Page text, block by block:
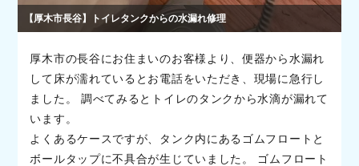
【厚木市長谷】トイレタンクからの水漏れ修理
厚木市の長谷にお住まいのお客様より、便器から水漏れ
して床が濡れているとお電話をいただき、現場に急行し
ました。 調べてみるとトイレのタンクから水滴が漏れて
います。
よくあるケースですが、タンク内にあるゴムフロートと
ボールタップに不具合が生じていました。 ゴムフロート